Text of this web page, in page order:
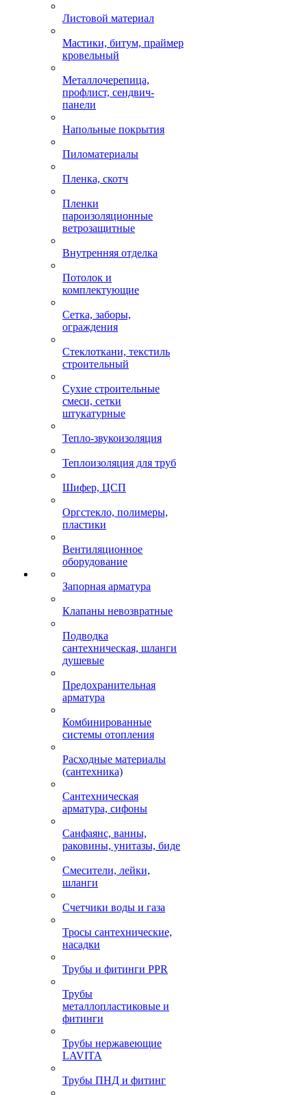
Листовой материал
Мастики, битум, праймер
кровельный
Металлочерепица,
профлист, сендвич-
панели
Напольные покрытия
Пиломатериалы
Пленка, скотч
Пленки
пароизоляционные
ветрозащитные
Внутренняя отделка
Потолок и
комплектующие
Сетка, заборы,
ограждения
Стеклоткани, текстиль
строительный
Сухие строительные
смеси, сетки
штукатурные
Тепло-звукоизоляция
Теплоизоляция для труб
Шифер, ЦСП
Оргстекло, полимеры,
пластики
Вентиляционное
оборудование
Запорная арматура
Клапаны невозвратные
Подводка
сантехническая, шланги
душевые
Предохранительная
арматура
Комбинированные
системы отопления
Расходные материалы
(сантехника)
Сантехническая
арматура, сифоны
Санфаянс, ванны,
раковины, унитазы, биде
Смесители, лейки,
шланги
Счетчики воды и газа
Тросы сантехнические,
насадки
Трубы и фитинги PPR
Трубы
металлопластиковые и
фитинги
Трубы нержавеющие
LAVITA
Трубы ПНД и фитинг